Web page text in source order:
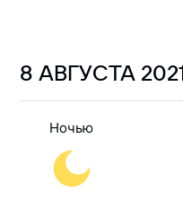
8 АВГУСТА 2021
Ночью